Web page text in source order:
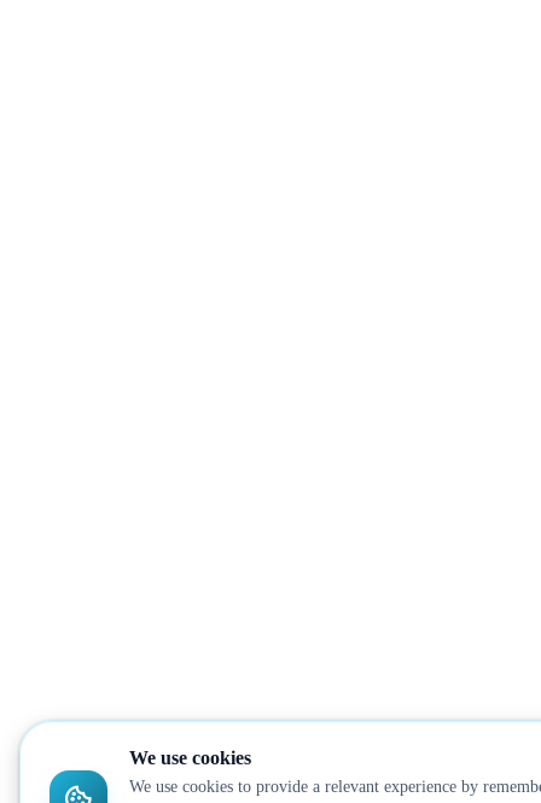
We use cookies
We use cookies to provide a relevant experience by